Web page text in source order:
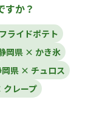
すか？
ライドポテト
岡県 × かき氷
岡県 × チュロス
レープ